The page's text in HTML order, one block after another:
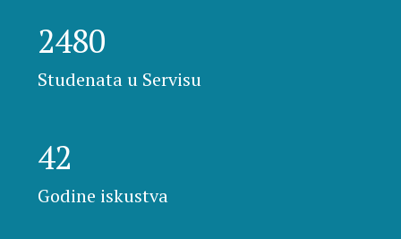
2480
Studenata u Servisu
42
Godine iskustva